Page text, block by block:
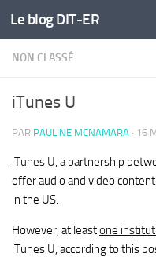
Skip to content
Le blog DIT-ER
NON CLASSÉ
iTunes U
PAR PAULINE MCNAMARA · 16
iTunes U, a partnership
offer audio and video
in the US.
However, at leastone
iTunes U, according to this